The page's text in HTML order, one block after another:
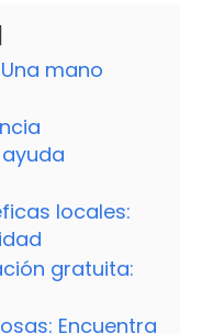
mano
locales:
gratuita:
Encuentra